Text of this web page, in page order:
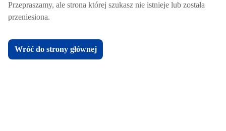
Przepraszamy, ale strona której szukasz nie istnieje lub została
przeniesiona.
Wróć do strony głównej